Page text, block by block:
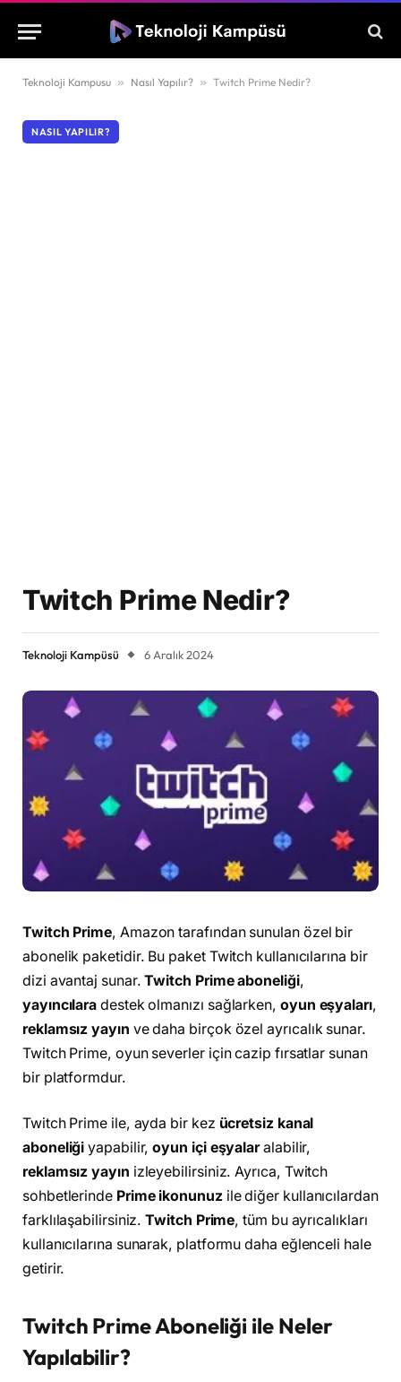
Teknoloji Kampusu » Nasıl Yapılır? » Twitch Prime Nedir?
NASIL YAPILIR?
Twitch Prime Nedir?
Teknoloji Kampüsü 6 Aralık 2024
Twitch Prime, Amazon tarafından sunulan özel bir
abonelik paketidir. Bu paket Twitch kullanıcılarına bir
dizi avantaj sunar.Twitch Prime aboneliği,
yayıncılara destek olmanızı sağlarken, oyun eşyaları,
reklamsız yayın ve daha birçok özel ayrıcalık sunar.
Twitch Prime, oyun severler için cazip fırsatlar sunan
bir platformdur.
Twitch Prime ile, ayda bir kez ücretsiz kanal
aboneliği yapabilir,oyun içi eşyalaralabilir,
reklamsız yayın izleyebilirsiniz. Ayrıca, Twitch
sohbetlerinde Prime ikonunuzile diğer kullanıcılardan
farklılaşabilirsiniz.Twitch Prime, tüm bu ayrıcalıkları
kullanıcılarına sunarak, platformu daha eğlenceli hale
getirir.
Twitch Prime Aboneliği ile Neler
Yapılabilir?